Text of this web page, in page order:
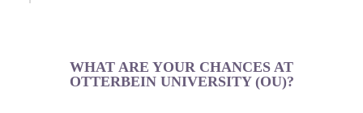
WHAT ARE YOUR CHANCES AT
OTTERBEIN UNIVERSITY (OU)?